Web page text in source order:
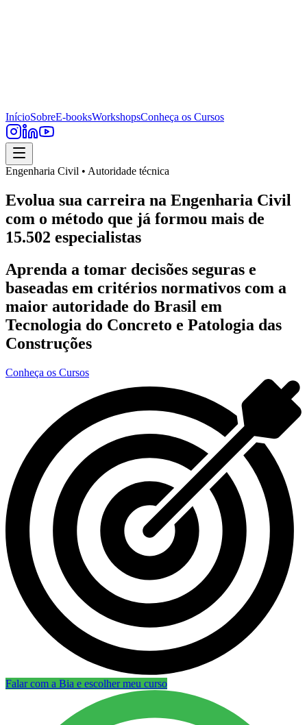
InícioSobreE-booksWorkshopsConheça os Cursos
Engenharia Civil • Autoridade técnica
Evolua sua carreira na Engenharia Civil
com o método que já formou mais de
15.502 especialistas
Aprenda a tomar decisões seguras e
baseadas em critérios normativos com a
maior autoridade do Brasil em
Tecnologia do Concreto e Patologia das
Construções
Conheça os Cursos
Falar com a Bia e escolher meu curso